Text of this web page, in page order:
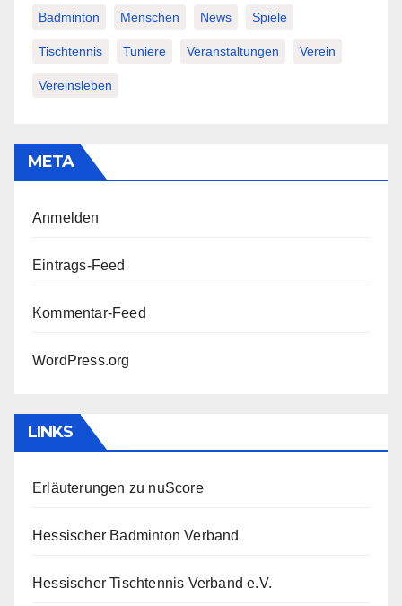
Badminton Menschen News Spiele
Tischtennis Tuniere Veranstaltungen Verein
Vereinsleben
META
Anmelden
Eintrags-Feed
Kommentar-Feed
WordPress.org
LINKS
Erläuterungen zu nuScore
Hessischer Badminton Verband
Hessischer Tischtennis Verband e.V.